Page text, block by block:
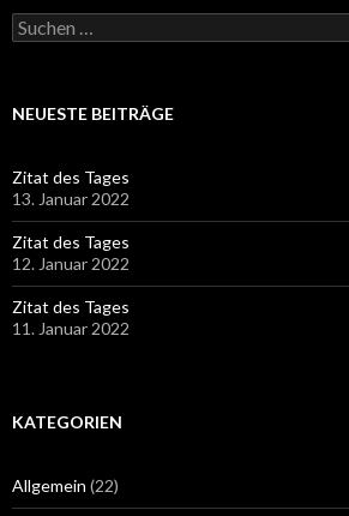
Suchen
nach:
NEUESTE BEITRÄGE
Zitat des Tages
13. Januar 2022
Zitat des Tages
12. Januar 2022
Zitat des Tages
11. Januar 2022
KATEGORIEN
Allgemein (22)